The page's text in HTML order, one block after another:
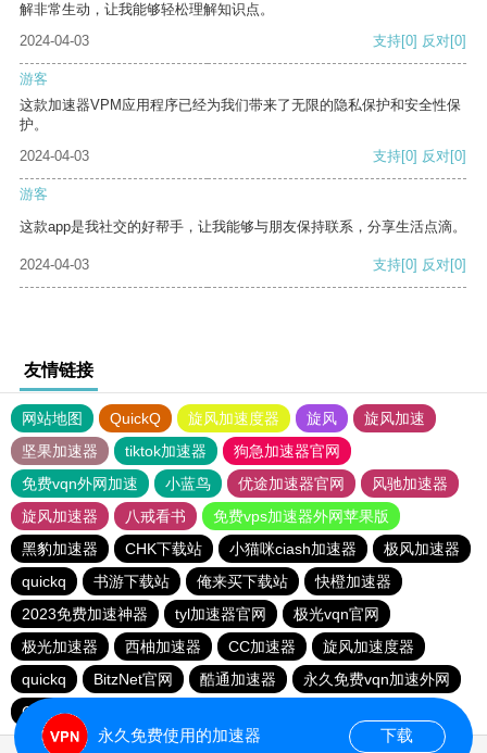
解非常生动，让我能够轻松理解知识点。
2024-04-03
支持[0] 反对[0]
游客
这款加速器VPM应用程序已经为我们带来了无限的隐私保护和安全性保
护。
2024-04-03
支持[0] 反对[0]
游客
这款app是我社交的好帮手，让我能够与朋友保持联系，分享生活点滴。
2024-04-03 支持[0] 反对[0]
友情链接
网站地图 QuickQ 旋风加速度器 旋风
旋风加速
坚果加速器
tiktok加速器
狗急加速器官网
免费vqn外网加速
小蓝鸟 优途加速器官网
风驰加速器
旋风加速器
八戒看书
免费vps加速器外网苹果版
黑豹加速器
CHK下载站 小猫咪ciash加速器
极风加速器
quickq
书游下载站 俺来买下载站
快橙加速器
2023免费加速神器
tyl加速器官网
极光vqn官网
极光加速器
西柚加速器 CC加速器
旋风加速度器
quickq
BitzNet官网 酷通加速器
永久免费vqn加速外网
CHK下载站
永久免费使用的加速器 下载